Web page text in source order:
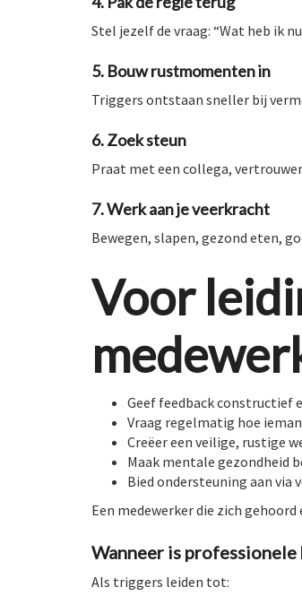
Stel jezelf de vraag: “Wat heb ik
5. Bouw rustmomenten in
Triggers ontstaan sneller bij
6. Zoek steun
Praat met een collega,
7. Werk aan je veerkracht
Bewegen, slapen, gezond eten,
Voor
Geef feedback constructief
Vraag regelmatig hoe
Creëer een veilige, rustige
Maak mentale gezondheid
Bied ondersteuning aan
Een medewerker die zich
Wanneer is professionele
Als triggers leiden tot: